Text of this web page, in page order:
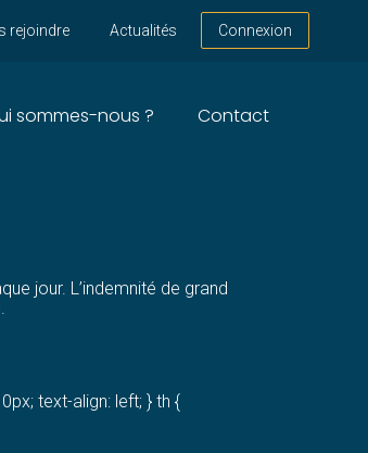
rejoindre Actualités Connexion
sommes-nous ? Contact
LES
jour. L’indemnité de grand
text-align: left; } th {